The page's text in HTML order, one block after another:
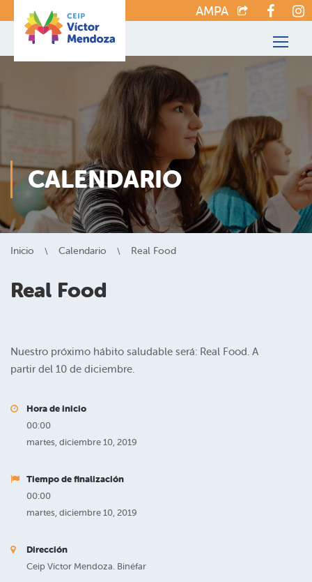
AMPA
CALENDARIO
Inicio Calendario Real Food
Real Food
Nuestro próximo hábito saludable será: Real Food. A
partir del 10 de diciembre.
Hora de inicio
00:00
martes, diciembre 10, 2019
Tiempo de finalización
00:00
martes, diciembre 10, 2019
Dirección
Ceip Víctor Mendoza. Binéfar